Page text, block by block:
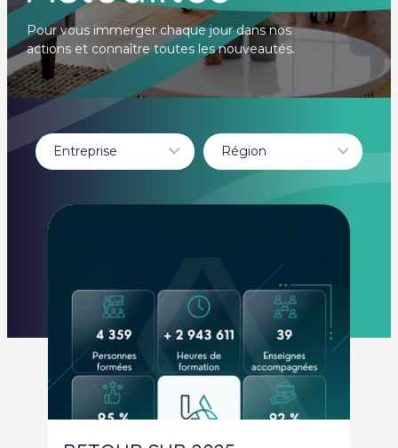
Pour vous immerger chaque jour dans nos
actions et connaître toutes les nouveautés.
Entreprise
BURGER KING
Région
Auvergne-Rhône-
BOURGOGNE
FRANCHE COMTÉ
Dole
guadeloupe
HAUTE-GARONNE
Hauts-de-France
Île-de-France
Occitanie